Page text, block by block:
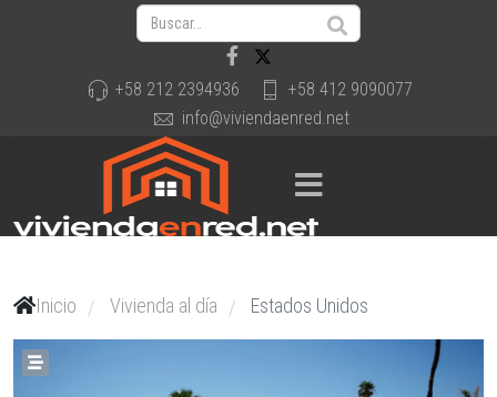
+58 212 2394936
+58 412 9090077
info@viviendaenred.net
Inicio / Vivienda al día / Estados Unidos